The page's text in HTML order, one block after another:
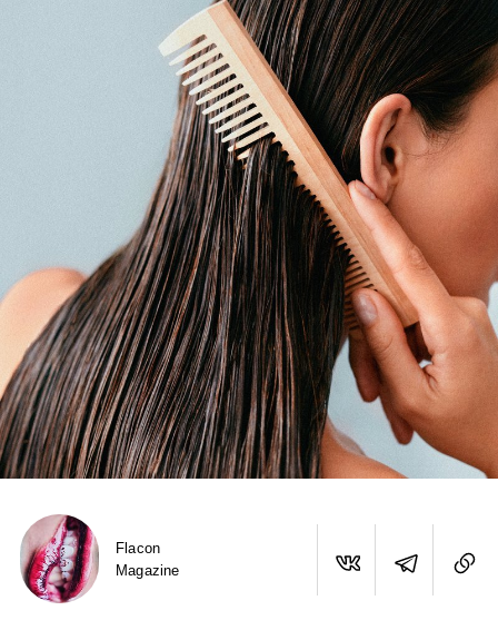
Flacon
Magazine